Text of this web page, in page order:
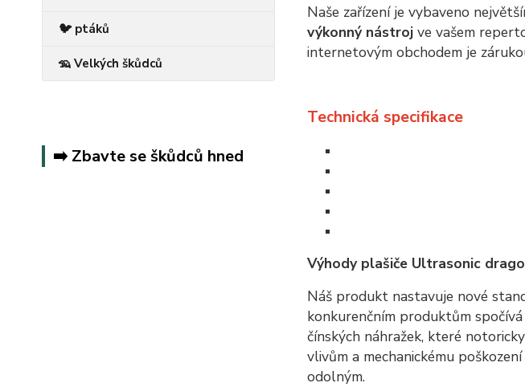
🐦 ptáků
🦡 Velkých škůdců
➡️ Zbavte se škůdců hned
Naše zařízení je vybaveno
výkonný nástrojve vašem
internetovým obchodem je
Technická specifikace
Výhody plašiče Ultrasonic
Náš produkt nastavuje nové
konkurenčním produktům
čínských náhražek, které
vlivům a mechanickému
odolným.